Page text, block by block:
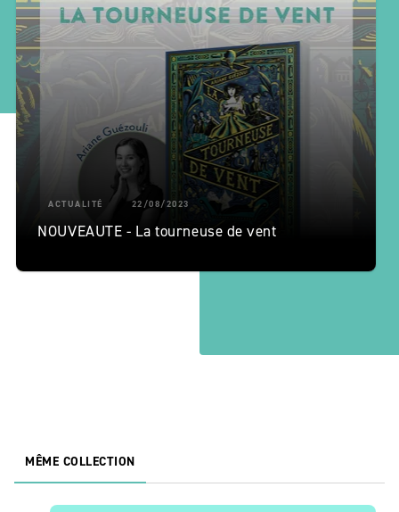
ACTUALITÉ 22/08/2023
NOUVEAUTE - La tourneuse de vent
MÊME COLLECTION